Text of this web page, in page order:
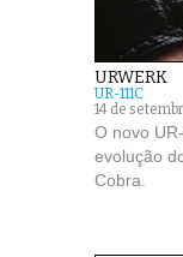
URWERK
UR-111C
14 de
O novo
evolução
Cobra.